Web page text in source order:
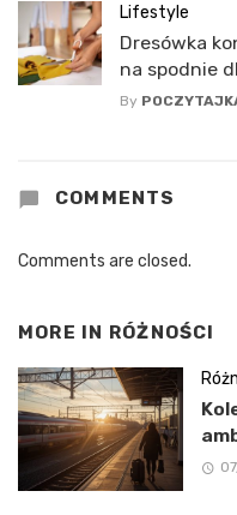
Lifestyle
Dresówka
na spodnie
By
COMMENTS
Comments are closed.
MORE IN RÓŻNOŚCI